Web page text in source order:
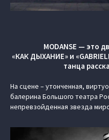
MODANSE — это
«КАК ДЫХАНИЕ» и
танца
На сцене – утонченная,
балерина Большого театра
непревзойденная звезда